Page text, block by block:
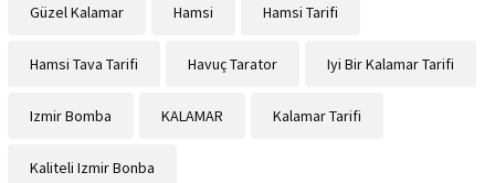
Güzel Kalamar Hamsi Hamsi Tarifi
Hamsi Tava Tarifi Havuç Tarator Iyi Bir Kalamar Tarifi
Izmir Bomba KALAMAR Kalamar Tarifi
Kaliteli Izmir Bonba